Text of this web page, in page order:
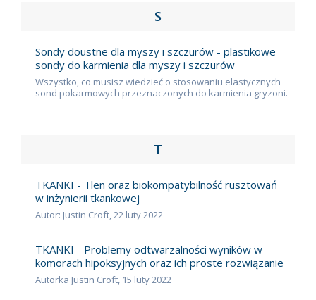
S
Sondy doustne dla myszy i szczurów - plastikowe
sondy do karmienia dla myszy i szczurów
Wszystko, co musisz wiedzieć o stosowaniu elastycznych
sond pokarmowych przeznaczonych do karmienia gryzoni.
T
TKANKI - Tlen oraz biokompatybilność rusztowań
w inżynierii tkankowej
Autor: Justin Croft, 22 luty 2022
TKANKI - Problemy odtwarzalności wyników w
komorach hipoksyjnych oraz ich proste rozwiązanie
Autorka Justin Croft, 15 luty 2022